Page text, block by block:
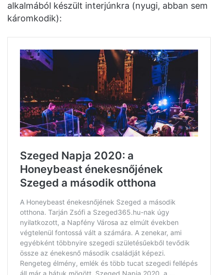
alkalmából készült interjúnkra (nyugi, abban sem
káromkodik):